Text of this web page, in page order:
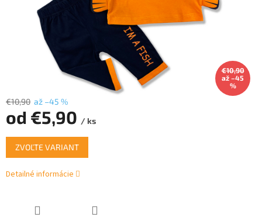
€10,90
až –45
%
€10,90 až –45 %
od €5,90 / ks
Jednotková
cena:
ZVOĽTE VARIANT
Detailné informácie